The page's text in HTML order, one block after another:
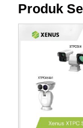
Produk